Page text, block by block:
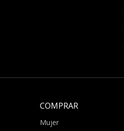
COMPRAR
Mujer